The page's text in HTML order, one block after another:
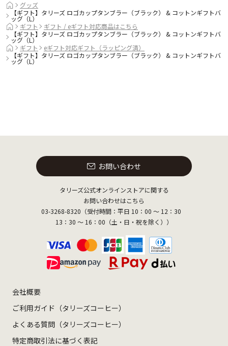
グッズ
【ギフト】タリーズ ロゴカップタンブラー（ブラック） & コットンギフトバ
ッグ（L）
ギフト
ギフト / eギフト対応商品はこちら
【ギフト】タリーズ ロゴカップタンブラー（ブラック） & コットンギフトバ
ッグ（L）
ギフト
eギフト対応ギフト（ラッピング済）
【ギフト】タリーズ ロゴカップタンブラー（ブラック） & コットンギフトバ
ッグ（L）
お問い合わせ
タリーズ公式オンラインストアに関する
お問い合わせはこちら
03-3268-8320（受付時間：平日 10：00 ～ 12：30
13：30 ～ 16：00（土・日・祝を除く））
会社概要
ご利用ガイド（タリーズコーヒー）
よくある質問（タリーズコーヒー）
特定商取引法に基づく表記